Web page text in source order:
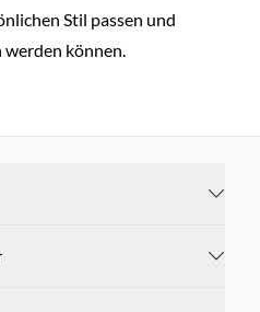
Stil passen und
werden können.